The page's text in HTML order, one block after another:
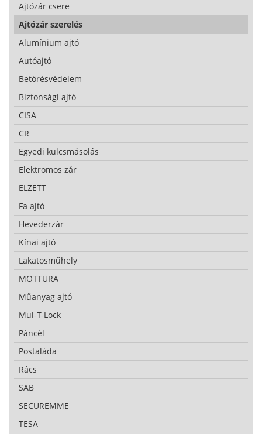
Ajtózár csere
Ajtózár szerelés
Alumínium ajtó
Autóajtó
Betörésvédelem
Biztonsági ajtó
CISA
CR
Egyedi kulcsmásolás
Elektromos zár
ELZETT
Fa ajtó
Hevederzár
Kínai ajtó
Lakatosműhely
MOTTURA
Műanyag ajtó
Mul-T-Lock
Páncél
Postaláda
Rács
SAB
SECUREMME
TESA